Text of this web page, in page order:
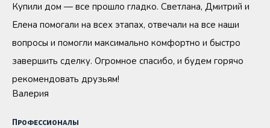
Купили дом — все прошло гладко. Светлана, Дмитрий и
Елена помогали на всех этапах, отвечали на все наши
вопросы и помогли максимально комфортно и быстро
завершить сделку. Огромное спасибо, и будем горячо
рекомендовать друзьям!
Валерия
Профессионалы